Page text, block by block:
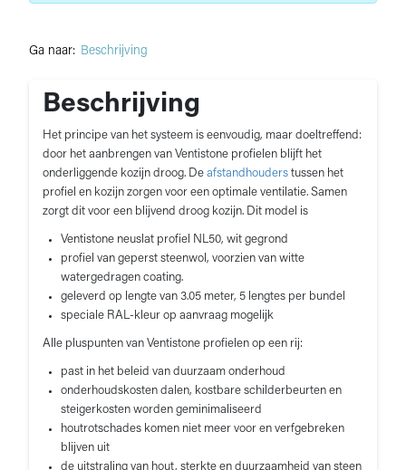
Ga naar: Beschrijving
Beschrijving
Het principe van het systeem is eenvoudig, maar doeltreffend:
door het aanbrengen van Ventistone profielen blijft het
onderliggende kozijn droog. De afstandhouders tussen het
profiel en kozijn zorgen voor een optimale ventilatie. Samen
zorgt dit voor een blijvend droog kozijn. Dit model is
Ventistone neuslat profiel NL50, wit gegrond
profiel van geperst steenwol, voorzien van witte
watergedragen coating.
geleverd op lengte van 3.05 meter, 5 lengtes per bundel
speciale RAL-kleur op aanvraag mogelijk
Alle pluspunten van Ventistone profielen op een rij:
past in het beleid van duurzaam onderhoud
onderhoudskosten dalen, kostbare schilderbeurten en
steigerkosten worden geminimaliseerd
houtrotschades komen niet meer voor en verfgebreken
blijven uit
de uitstraling van hout, sterkte en duurzaamheid van steen